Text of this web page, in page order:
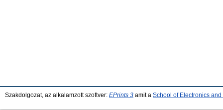
Szakdolgozat, az alkalamzott szoftver: EPrints 3 amit a School of Electronics